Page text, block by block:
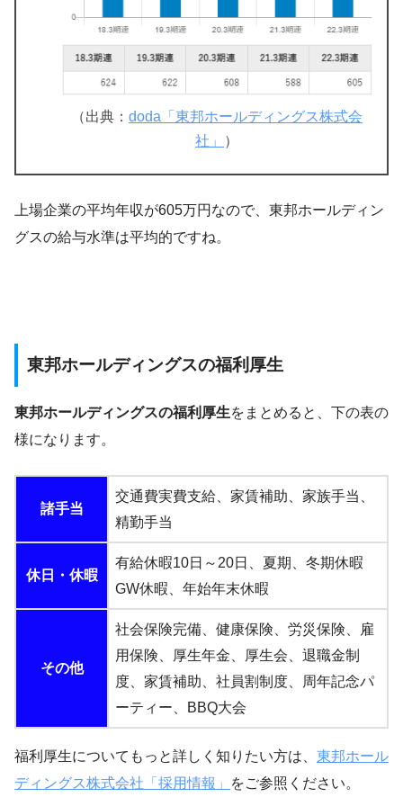
（出典： doda「東邦ホールディングス株式会
社」
）
上場企業の平均年収が605万円なので、東邦ホールディン
グスの給与水準は平均的ですね。
東邦ホールディングスの福利厚生
東邦ホールディングスの福利厚生をまとめると、下の表の
様になります。
諸手当
交通費実費支給、家賃補助、家族手当、
精勤手当
休日・休暇
有給休暇10日～20日、夏期、冬期休暇
GW休暇、年始年末休暇
その他
社会保険完備、健康保険、労災保険、雇
用保険、厚生年金、厚生会、退職金制
度、家賃補助、社員割制度、周年記念パ
ーティー、BBQ大会
福利厚生についてもっと詳しく知りたい方は、 東邦ホール
ディングス株式会社「採用情報」
をご参照ください。